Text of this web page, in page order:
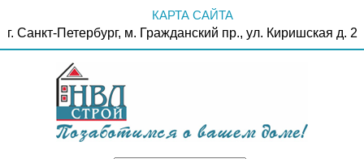
КАРТА САЙТА
г. Санкт-Петербург, м. Гражданский пр., ул. Киришская д. 2